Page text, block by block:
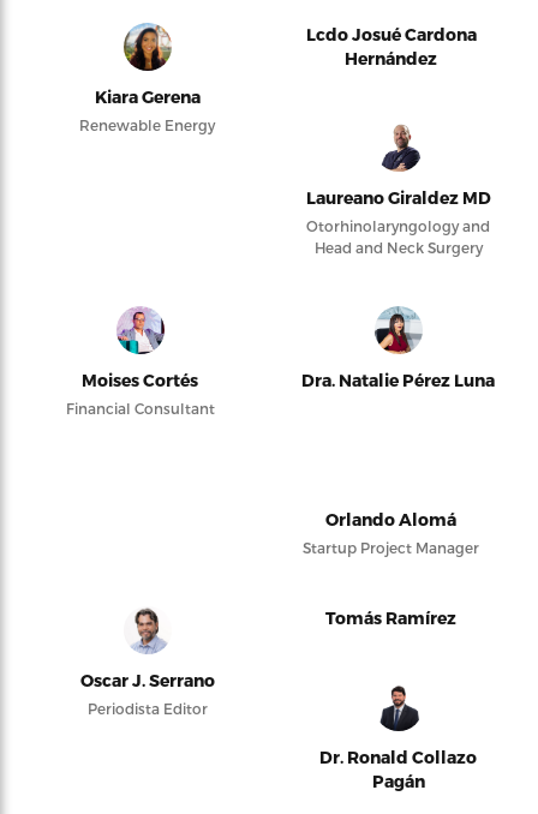
Kiara Gerena
Renewable Energy
Lcdo Josué Cardona
Hernández
Laureano Giraldez MD
Otorhinolaryngology and
Head and Neck Surgery
Moises Cortés
Financial Consultant
Dra. Natalie Pérez Luna
Orlando Alomá
Startup Project Manager
Oscar J. Serrano
Periodista Editor
Tomás Ramírez
Dr. Ronald Collazo
Pagán